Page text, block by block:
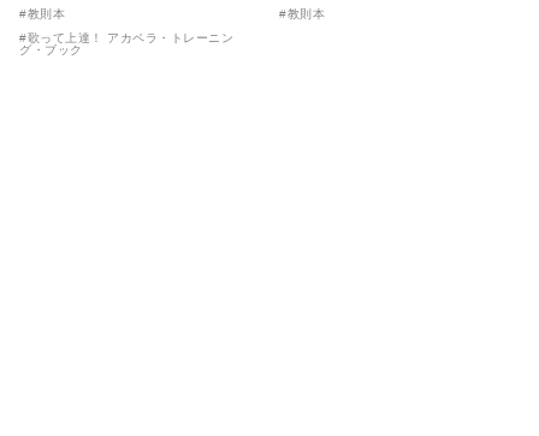
リを公開。
#教則本
#歌って上達！ アカペラ・トレーニン
グ・ブック
ボイスタイプ別で挑む歌の上達
#教則本